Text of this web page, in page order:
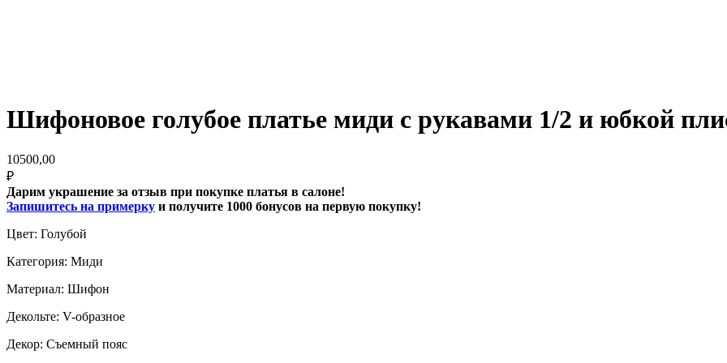
Шифоновое голубое платье миди с рукавами 1/2 и юбкой
10500,00
₽
Дарим украшение за отзыв при покупке платья в салоне!
Запишитесь на примерку и получите 1000 бонусов на первую покупку!
Цвет: Голубой
Категория: Миди
Материал: Шифон
Декольте: V-образное
Декор: Съемный пояс